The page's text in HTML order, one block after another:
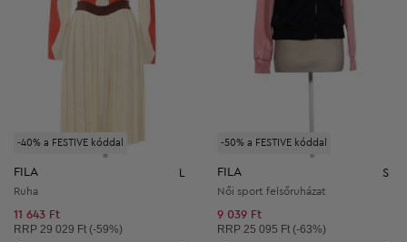
-40% a FESTIVE kóddal
FILA
Ruha
11 643 Ft
Ajánlott ár:
RRP 29 029 Ft (-59%)
-50% a FESTIVE kóddal
FILA S
Női sport felsőruházat
9 039 Ft
Ajánlott ár:
RRP 25 095 Ft (-63%)